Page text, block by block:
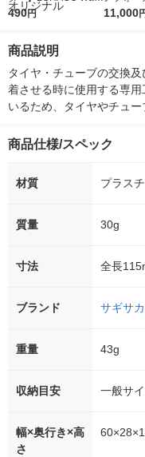
r（ロハコウォータ
シ） オリジナル
490円
5ｇ 資
11,000
商品説明
タイヤ・チューブの交換
着させる時に使用する専
いるため、タイヤやチュー
商品仕様/スペック
材質 プラス
質量 30g
寸法 全長
ブランド サギサカ
重量 43g
収納目安 一般サ
幅×奥行き×高
さ